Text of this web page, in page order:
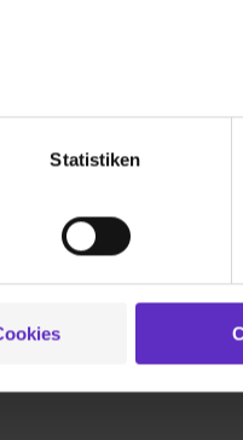
(„Notwendig“), um von
Zugriffe auf unsere
an unsere Partner für
(„Social Media
zusammen, die du
Media und Marketing“ bist
Videos oder Posts)
Inhalt erteilen.
Statistiken